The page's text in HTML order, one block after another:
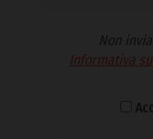
Non
Informativa